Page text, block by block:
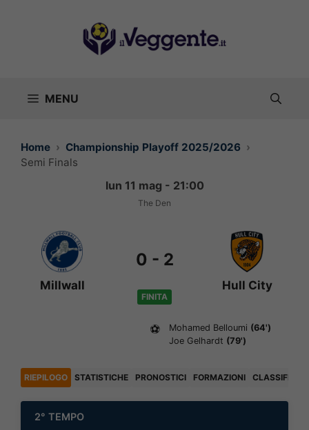
MENU
Home
Championship Playoff 2025/2026
Semi Finals
lun 11 mag - 21:00
The Den
Millwall
0 - 2
FINITA
Hull City
⚽ Mohamed Belloumi (64')
Joe Gelhardt (79')
RIEPILOGO STATISTICHE PRONOSTICI FORMAZIONI CLASSIFICA
2° TEMPO